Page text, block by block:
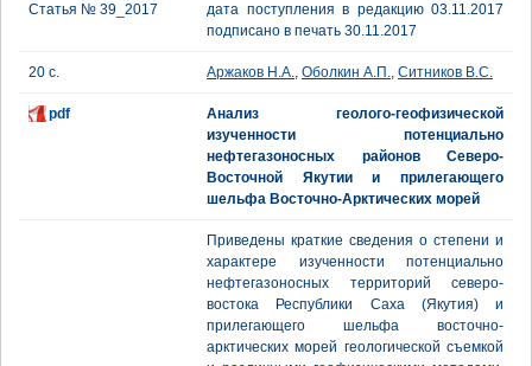
Статья № 39_2017
дата поступления в редакцию 03.11.2017
подписано в печать 30.11.2017
20 с. Аржаков Н.А., Оболкин А.П., Ситников В.С.
pdf
Анализ геолого-геофизической
изученности потенциально
нефтегазоносных районов Северо-
Восточной Якутии и прилегающего
шельфа Восточно-Арктических морей
Приведены краткие сведения о степени и
характере изученности потенциально
нефтегазоносных территорий северо-
востока Республики Саха (Якутия) и
прилегающего шельфа восточно-
арктических морей геологической съемкой